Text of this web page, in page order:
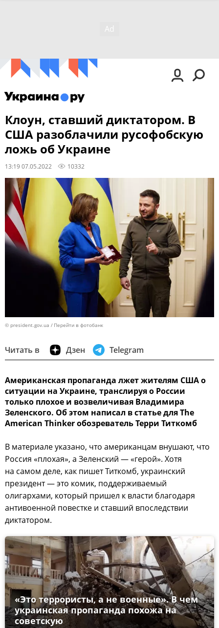
Клоун, ставший диктатором. В
США разоблачили русофобскую
ложь об Украине
13:19 07.05.2022 10332
© president.gov.ua Перейти в фотобанк
Читать в Дзен Telegram
Американская пропаганда лжет жителям США о
ситуации на Украине, транслируя о России
только плохое и возвеличивая Владимира
Зеленского. Об этом написал в статье для The
American Thinker обозреватель Терри Титкомб
В материале указано, что американцам внушают, что
Россия «плохая», а Зеленский — «герой». Хотя
на самом деле, как пишет Титкомб, украинский
президент — это комик, поддерживаемый
олигархами, который пришел к власти благодаря
антивоенной повестке и ставший впоследствии
диктатором.
«Это террористы, а не военные». В чем
украинская пропаганда похожа на
советскую